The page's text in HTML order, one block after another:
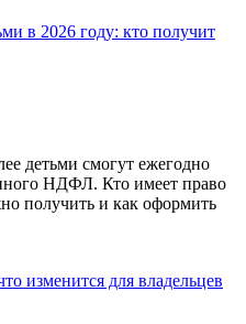
в 2026 году: кто получит
детьми смогут ежегодно
НДФЛ. Кто имеет право
получить и как оформить
изменится для владельцев